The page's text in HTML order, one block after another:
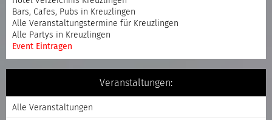
Bars, Cafes, Pubs in Kreuzlingen
Alle Veranstaltungstermine für Kreuzlingen
Alle Partys in Kreuzlingen
Event Eintragen
Veranstaltungen:
Alle Veranstaltungen